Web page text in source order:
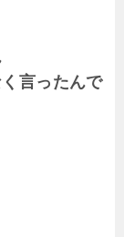
言ったんで